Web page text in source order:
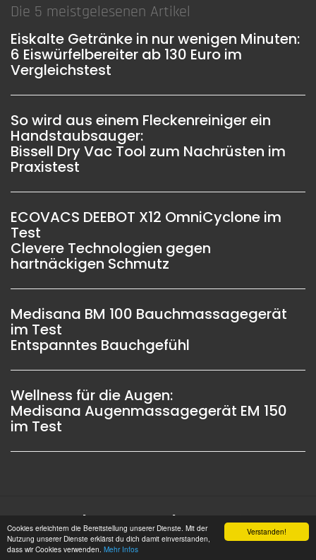
Verstanden!
Cookies erleichtern die Bereitstellung unserer Dienste. Mit der
Nutzung unserer Dienste erklärst du dich damit einverstanden,
dass wir Cookies verwenden. Mehr Infos
Die 5 meistgelesenen Artikel
Eiskalte Getränke in nur wenigen Minuten:
6 Eiswürfelbereiter ab 130 Euro im
Vergleichstest
So wird aus einem Fleckenreiniger ein
Handstaubsauger:
Bissell Dry Vac Tool zum Nachrüsten im
Praxistest
ECOVACS DEEBOT X12 OmniCyclone im
Test
Clevere Technologien gegen
hartnäckigen Schmutz
Medisana BM 100 Bauchmassagegerät
im Test
Entspanntes Bauchgefühl
Wellness für die Augen:
Medisana Augenmassagegerät EM 150
im Test
Impressum | Datenschutz |
Copyright © 2006 -
2026 OSW-Medien GmbH Alle Rechte vorbehalten